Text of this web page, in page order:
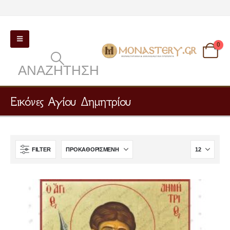
ΑΝΑΖΉΤΗΣΗ
0
Εικόνες Αγίου Δημητρίου
FILTER